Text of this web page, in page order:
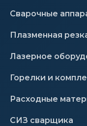
Сварочные
Плазменная
Лазерное
Горелки и
Расходные
СИЗ сварщика